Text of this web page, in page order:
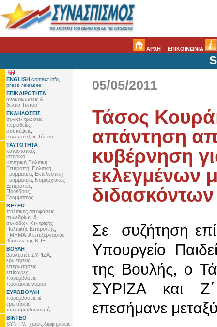
ΑΡΧΗ ΕΠΙΚΟΙΝΩΝΙΑ
ENGLISH contact info,
press releases
ΕΠΙΚΑΙΡΟΤΗΤΑ
ανακοινώσεις &
δελτία Τύπου
ΕΚΔΗΛΩΣΕΙΣ
συγκεντρώσεις,
περιοδείες,
συσκέψεις,
συνεντεύξεις Τύπου
ΤΑΥΤΟΤΗΤΑ
καταστατικό,
ιστορικό,
Κεντρική Πολιτική
Επιτροπή, Πολιτική
Γραμματεία, Εκτελεστική
Γραμματεία, Νομαρχιακές
Επιτροπές,
Πρόεδρος,
Γραμματέας
ΘΕΣΕΙΣ
πολιτικές αποφάσεις
συνεδρίων &
συνόδων Κεντρικής
Πολιτικής Επιτροπής,
ΤΜΗΜΑΤΑ επεξεργασίας
θέσεων της ΚΠΕ
ΒΟΥΛΗ
βουλευτές ΣΥΡΙΖΑ,
ερωτήσεις,
επερωτήσεις,
επίκαιρες,
παρεμβάσεις,
προτάσεις νόμου
ΕΥΡΩΒΟΥΛΗ
παρεμβάσεις &
ερωτήσεις
του ευρωβουλευτή
ΒΙΝΤΕΟ
SYN TV.. χωρίς διαφημίσεις
05/05/2011
Τάσος
απάντηση
κυβέρνηση
εκλεγμένων
Σε συζήτηση
Υπουργείο
της Βουλής, ο
ΣΥΡΙΖΑ και
επεσήμανε